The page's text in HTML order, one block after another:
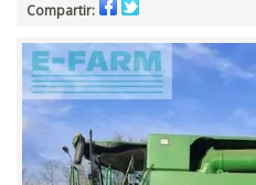
Compartir: